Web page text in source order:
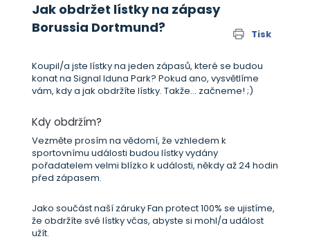
Jak obdržet lístky na zápasy
Borussia Dortmund?
Tisk
Koupil/a jste lístky na jeden zápasů, které se budou
konat na Signal Iduna Park? Pokud ano, vysvětlíme
vám, kdy a jak obdržíte lístky. Takže... začneme! ;)
Kdy obdržím?
Vezměte prosím na vědomí, že vzhledem k
sportovnímu události budou lístky vydány
pořadatelem velmi blízko k události, někdy až 24 hodin
před zápasem.
Jako součást naší záruky Fan protect 100% se ujistíme,
že obdržíte své lístky včas, abyste si mohl/a událost
užít.